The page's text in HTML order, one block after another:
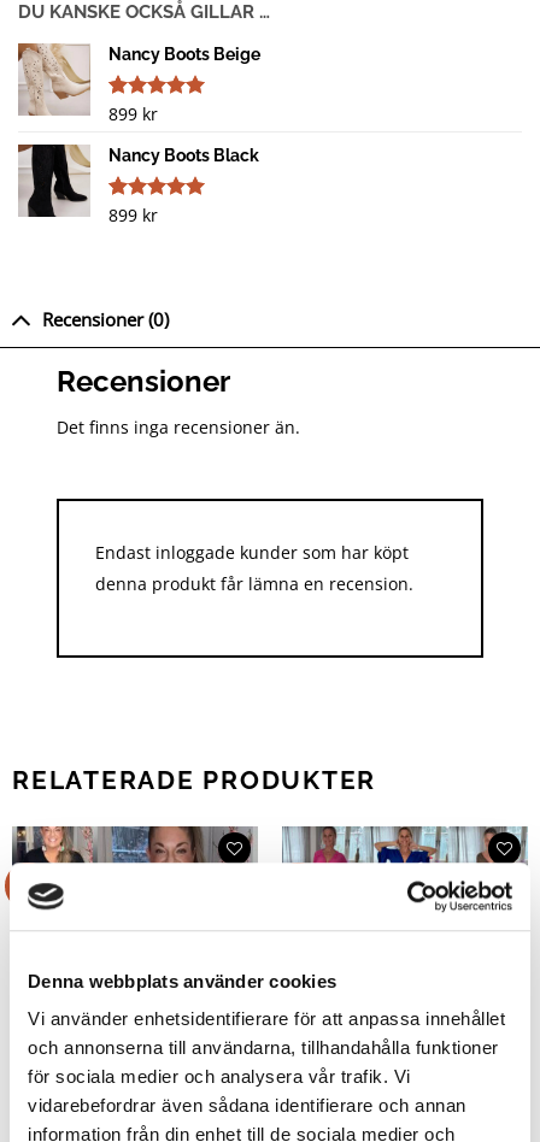
Denna webbplats använder cookies
Vi använder enhetsidentifierare för att anpassa innehållet
och annonserna till användarna, tillhandahålla funktioner
för sociala medier och analysera vår trafik. Vi
vidarebefordrar även sådana identifierare och annan
information från din enhet till de sociala medier och
DU KANSKE OCKSÅ GILLAR …
Nancy Boots Beige
Betygsatt
baserat på
1
kundrecension
899 kr
Nancy Boots Black
Betygsatt
1
899 kr
Recensioner (0)
Recensioner
Det finns inga recensioner än.
Endast inloggade kunder som har köpt
denna produkt får lämna en recension.
RELATERADE PRODUKTER
Rea!